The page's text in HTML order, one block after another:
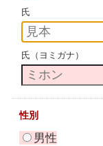
氏
氏（ヨミガナ）
性別
男性